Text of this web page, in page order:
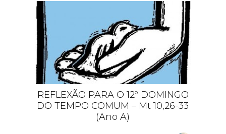
REFLEXÃO PARA O 12º DOMINGO
DO TEMPO COMUM – Mt 10,26-33
(Ano A)